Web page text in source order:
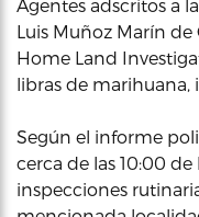
Agentes adscritos a
Luis Muñoz Marín
Home Land
libras de marihuana,
Según el informe
cerca de las 10:00
inspecciones